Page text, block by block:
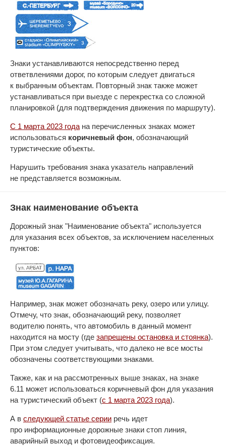
Знаки устанавливаются непосредственно перед
ответвлениями дорог, по которым следует двигаться
к выбранным объектам. Повторный знак также может
устанавливаться при выезде с перекрестка со сложной
планировкой (для подтверждения движения по маршруту).
С 1 марта 2023 года на перечисленных знаках может
использоваться коричневый фон, обозначающий
туристические объекты.
Нарушить требования знака указатель направлений
не представляется возможным.
Знак наименование объекта
Дорожный знак "Наименование объекта" используется
для указания всех объектов, за исключением населенных
пунктов:
Например, знак может обозначать реку, озеро или улицу.
Отмечу, что знак, обозначающий реку, позволяет
водителю понять, что автомобиль в данный момент
находится на мосту (где запрещены остановка и стоянка).
При этом следует учитывать, что далеко не все мосты
обозначены соответствующими знаками.
Также, как и на рассмотренных выше знаках, на знаке
6.11 может использоваться коричневый фон для указания
на туристический объект (с 1 марта 2023 года).
А в следующей статье серии речь идет
про информационные дорожные знаки стоп линия,
аварийный выход и фотовидеофиксация.